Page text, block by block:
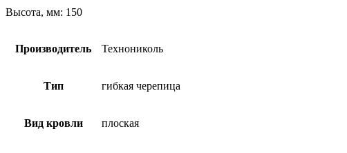
Высота, мм: 150
Производитель Технониколь
Тип гибкая черепица
Вид кровли плоская